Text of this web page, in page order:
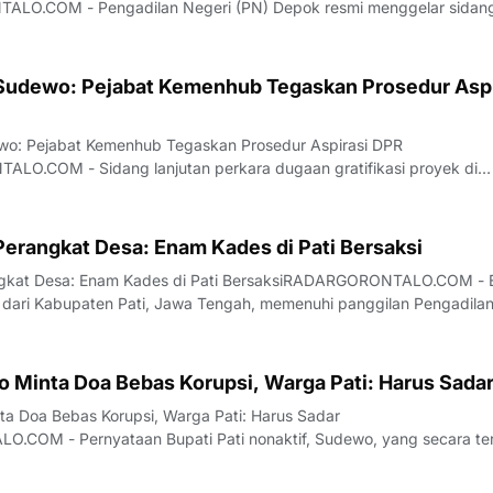
- Pengadilan Negeri (PN) Depok resmi menggelar
penggelapan dana yang melibatkan petinggi PT Dana Syariah
Pejabat Kemenhub Tegaskan Prosedur
Pejabat Kemenhub Tegaskan Prosedur Aspirasi DPR
- Sidang lanjutan perkara dugaan gratifikasi proyek di
Jenderal Perkeretaapian (DJKA) dengan terdakwa mantan
Desa: Enam Kades di Pati Bersaksi
Desa: Enam Kades di Pati BersaksiRADARGORONTALO.COM -
Kabupaten Pati, Jawa Tengah, memenuhi panggilan Pengadilan
Rabu, 22 Juli 2026. Mereka diperiksa sebagai saksi kunci dalam
Minta Doa Bebas Korupsi, Warga Pati: Harus
Doa Bebas Korupsi, Warga Pati: Harus Sadar
- Pernyataan Bupati Pati nonaktif, Sudewo, yang secara
agar dirinya terbebas dari jeratan kasus korupsi dan kembali